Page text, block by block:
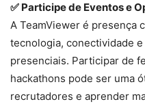
✅ Participe de Eventos e
A TeamViewer é presença
tecnologia, conectividade
presenciais. Participar de
hackathons pode ser uma
recrutadores e aprender